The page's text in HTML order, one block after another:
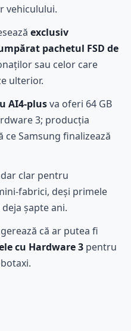
vehiculului.
exclusiv
pachetul FSD de
sau celor care
ulterior.
AI4-plusva oferi 64 GB
3; producția
ce Samsung finalizează
clar pentru
fabrici, deși primele
șapte ani.
că ar putea fi
cu Hardware 3 pentru